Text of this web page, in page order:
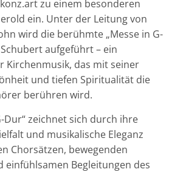
zu einem besonderen
ein. Unter der Leitung von
wird die berühmte „Messe in G-
aufgeführt – ein
Kirchenmusik, das mit seiner
und tiefen Spiritualität die
berühren wird.
Dur“ zeichnet sich durch ihre
und musikalische Eleganz
Chorsätzen, bewegenden
einfühlsamen Begleitungen des